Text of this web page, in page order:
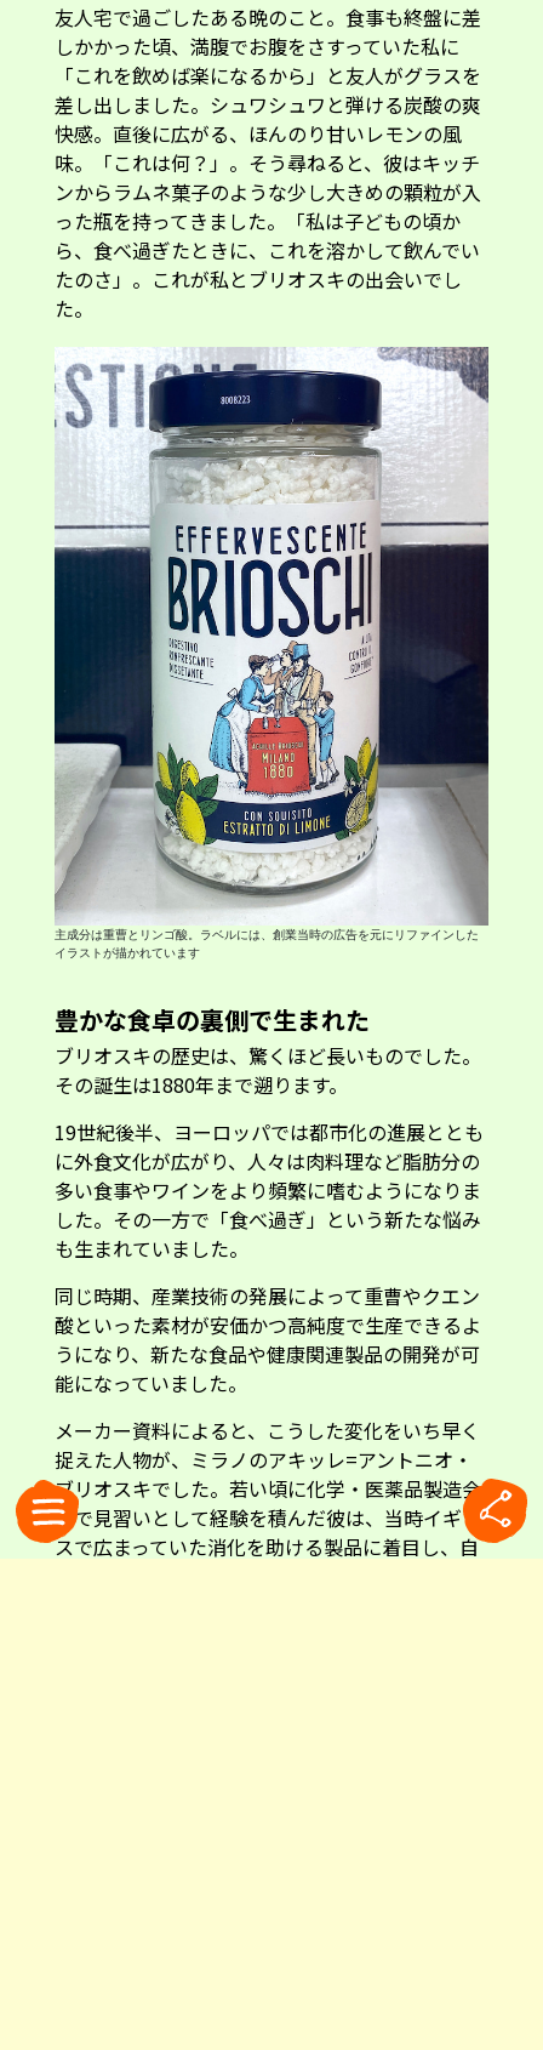
友人宅で過ごしたある晩のこと。食事も終盤に差
しかかった頃、満腹でお腹をさすっていた私に
「これを飲めば楽になるから」と友人がグラスを
差し出しました。シュワシュワと弾ける炭酸の爽
快感。直後に広がる、ほんのり甘いレモンの風
味。「これは何？」。そう尋ねると、彼はキッチ
ンからラムネ菓子のような少し大きめの顆粒が入
った瓶を持ってきました。「私は子どもの頃か
ら、食べ過ぎたときに、これを溶かして飲んでい
たのさ」。これが私とブリオスキの出会いでし
た。
主成分は重曹とリンゴ酸。ラベルには、創業当時の広告を元にリファインした
イラストが描かれています
豊かな食卓の裏側で生まれた
ブリオスキの歴史は、驚くほど長いものでした。
その誕生は1880年まで遡ります。
19世紀後半、ヨーロッパでは都市化の進展ととも
に外食文化が広がり、人々は肉料理など脂肪分の
多い食事やワインをより頻繁に嗜むようになりま
した。その一方で「食べ過ぎ」という新たな悩み
も生まれていました。
同じ時期、産業技術の発展によって重曹やクエン
酸といった素材が安価かつ高純度で生産できるよ
うになり、新たな食品や健康関連製品の開発が可
能になっていました。
メーカー資料によると、こうした変化をいち早く
捉えた人物が、ミラノのアキッレ=アントニオ・
ブリオスキでした。若い頃に化学・医薬品製造会
社で見習いとして経験を積んだ彼は、当時イギリ
スで広まっていた消化を助ける製品に着目し、自